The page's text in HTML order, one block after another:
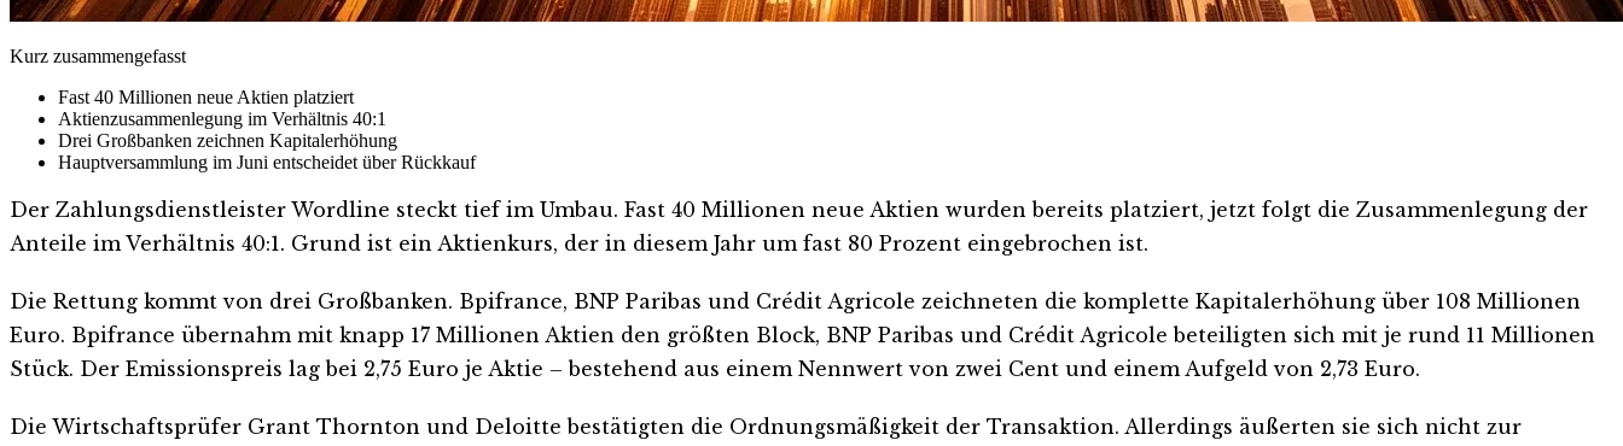
Kurz zusammengefasst
Fast 40 Millionen neue Aktien platziert
Aktienzusammenlegung im Verhältnis 40:1
Drei Großbanken zeichnen Kapitalerhöhung
Hauptversammlung im Juni entscheidet über Rückkauf
Der Zahlungsdienstleister Wordline steckt tief im Umbau. Fast 40 Millionen neue Aktien wurden bereits platziert, jetzt folgt die Zusammenlegung der
Anteile im Verhältnis 40:1. Grund ist ein Aktienkurs, der in diesem Jahr um fast 80 Prozent eingebrochen ist.
Die Rettung kommt von drei Großbanken. Bpifrance, BNP Paribas und Crédit Agricole zeichneten die komplette Kapitalerhöhung über 108 Millionen
Euro. Bpifrance übernahm mit knapp 17 Millionen Aktien den größten Block, BNP Paribas und Crédit Agricole beteiligten sich mit je rund 11 Millionen
Stück. Der Emissionspreis lag bei 2,75 Euro je Aktie – bestehend aus einem Nennwert von zwei Cent und einem Aufgeld von 2,73 Euro.
Die Wirtschaftsprüfer Grant Thornton und Deloitte bestätigten die Ordnungsmäßigkeit der Transaktion. Allerdings äußerten sie sich nicht zur